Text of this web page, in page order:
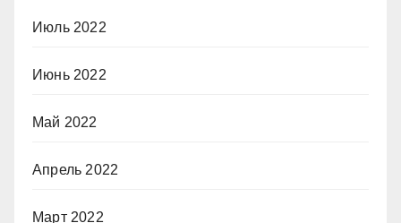
Июль 2022
Июнь 2022
Май 2022
Апрель 2022
Март 2022